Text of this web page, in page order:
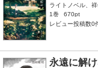
ライトノベル、
1巻
670pt
レビュー投稿数0
永遠に解